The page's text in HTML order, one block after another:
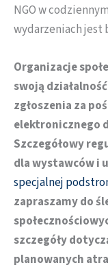
NGO w
wydarzeniach jest
Organizacje
swoją
zgłoszenia za
elektronicznego
Szczegółowy
dla wystawców i
specjalnej
zapraszamy do
szczegóły
planowanych